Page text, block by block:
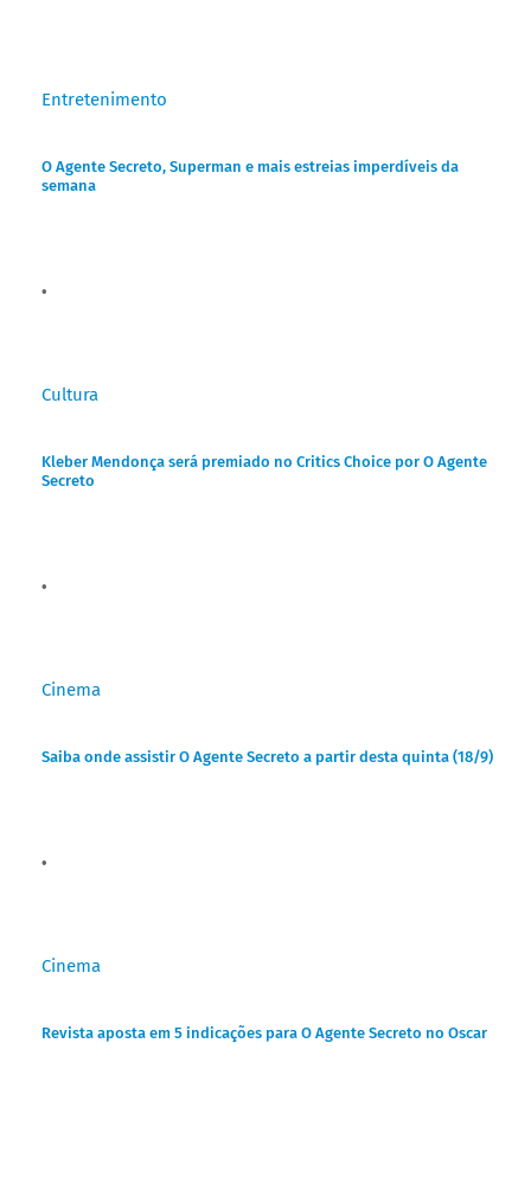
Entretenimento
O Agente Secreto, Superman e mais estreias imperdíveis da
semana
Cultura
Kleber Mendonça será premiado no Critics Choice por O Agente
Secreto
Cinema
Saiba onde assistir O Agente Secreto a partir desta quinta (18/9)
Cinema
Revista aposta em 5 indicações para O Agente Secreto no Oscar